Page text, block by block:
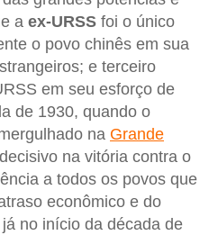
a ex-URSS foi o único
o povo chinês em sua
e terceiro
em seu esforço de
de 1930, quando o
na Grande
na vitória contra o
a todos os povos que
econômico e do
no início da década de